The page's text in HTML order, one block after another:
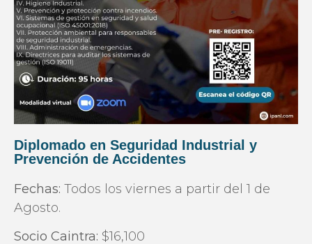
Diplomado en Seguridad Industrial y
Prevención de Accidentes
Fechas: Todos los viernes a partir del 1 de
Agosto.
Socio Caintra: $16,100